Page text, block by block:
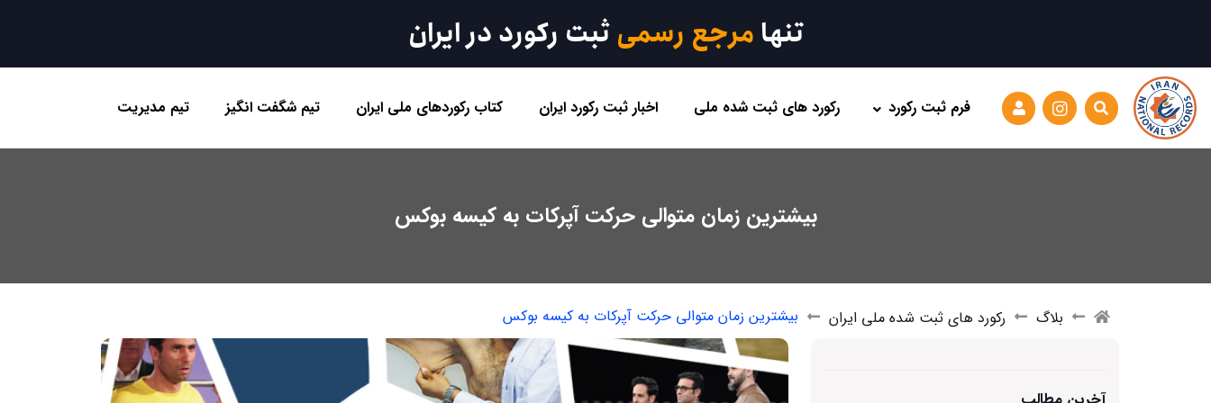
تنهامرجع رسمیثبت رکورد در ایران
فرم ثبت رکورد رکورد های ثبت شده ملی اخبار ثبت رکورد ایران کتاب رکوردهای ملی ایران تیم شگفت انگیز تیم مدیریت
بیشترین زمان متوالی حرکت آپرکات به کیسه بوکس
بلاگ رکورد های ثبت شده ملی ایران بیشترین زمان متوالی حرکت آپرکات به کیسه بوکس